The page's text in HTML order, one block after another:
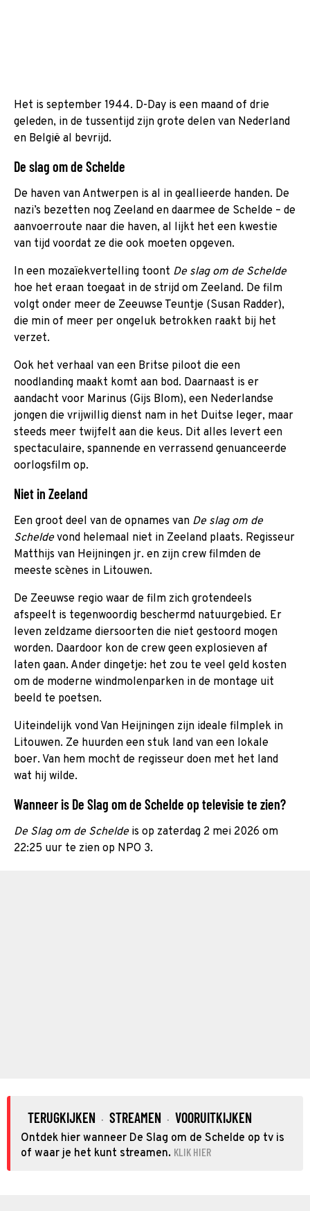
Het is september 1944. D-Day is een maand of drie
geleden, in de tussentijd zijn grote delen van Nederland
en België al bevrijd.
De slag om de Schelde
De haven van Antwerpen is al in geallieerde handen. De
nazi’s bezetten nog Zeeland en daarmee de Schelde – de
aanvoerroute naar die haven, al lijkt het een kwestie
van tijd voordat ze die ook moeten opgeven.
In een mozaïekvertelling toont De slag om de Schelde
hoe het eraan toegaat in de strijd om Zeeland. De film
volgt onder meer de Zeeuwse Teuntje (Susan Radder),
die min of meer per ongeluk betrokken raakt bij het
verzet.
Ook het verhaal van een Britse piloot die een
noodlanding maakt komt aan bod. Daarnaast is er
aandacht voor Marinus (Gijs Blom), een Nederlandse
jongen die vrijwillig dienst nam in het Duitse leger, maar
steeds meer twijfelt aan die keus. Dit alles levert een
spectaculaire, spannende en verrassend genuanceerde
oorlogsfilm op.
Niet in Zeeland
Een groot deel van de opnames van De slag om de
Scheldevond helemaal niet in Zeeland plaats. Regisseur
Matthijs van Heijningen jr. en zijn crew filmden de
meeste scènes in Litouwen.
De Zeeuwse regio waar de film zich grotendeels
afspeelt is tegenwoordig beschermd natuurgebied. Er
leven zeldzame diersoorten die niet gestoord mogen
worden. Daardoor kon de crew geen explosieven af
laten gaan. Ander dingetje: het zou te veel geld kosten
om de moderne windmolenparken in de montage uit
beeld te poetsen.
Uiteindelijk vond Van Heijningen zijn ideale filmplek in
Litouwen. Ze huurden een stuk land van een lokale
boer. Van hem mocht de regisseur doen met het land
wat hij wilde.
Wanneer is De Slag om de Schelde op televisie te zien?
De Slag om de Scheldeis op zaterdag 2 mei 2026 om
22:25 uur te zien op NPO 3.
TERUGKIJKEN · STREAMEN · VOORUITKIJKEN
Ontdek hier wanneer De Slag om de Schelde op tv is
of waar je het kunt streamen. KLIK HIER